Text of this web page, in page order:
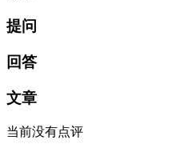
提问
回答
文章
当前没有点评